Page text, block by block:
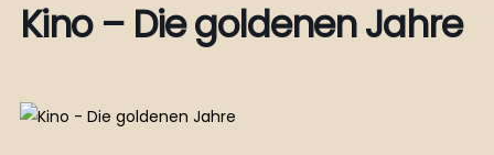
Kino – Die goldenen Jahre